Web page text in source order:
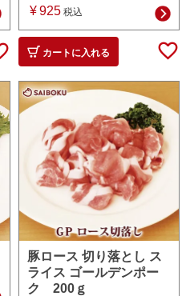
¥925 税込
カートに入れる
豚ロース 切り落とし ス
ライス ゴールデンポー
ク 200ｇ